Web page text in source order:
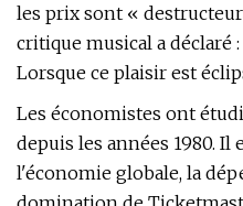
les prix sont «
critique musical a déclaré
Lorsque ce plaisir est
Les économistes ont
depuis les années 1980.
l'économie globale, la